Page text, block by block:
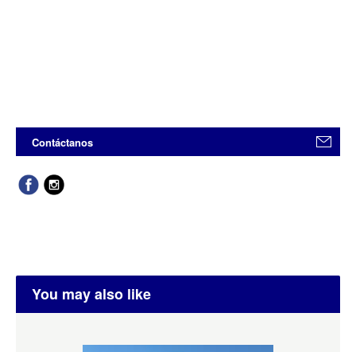
Contáctanos
You may also like